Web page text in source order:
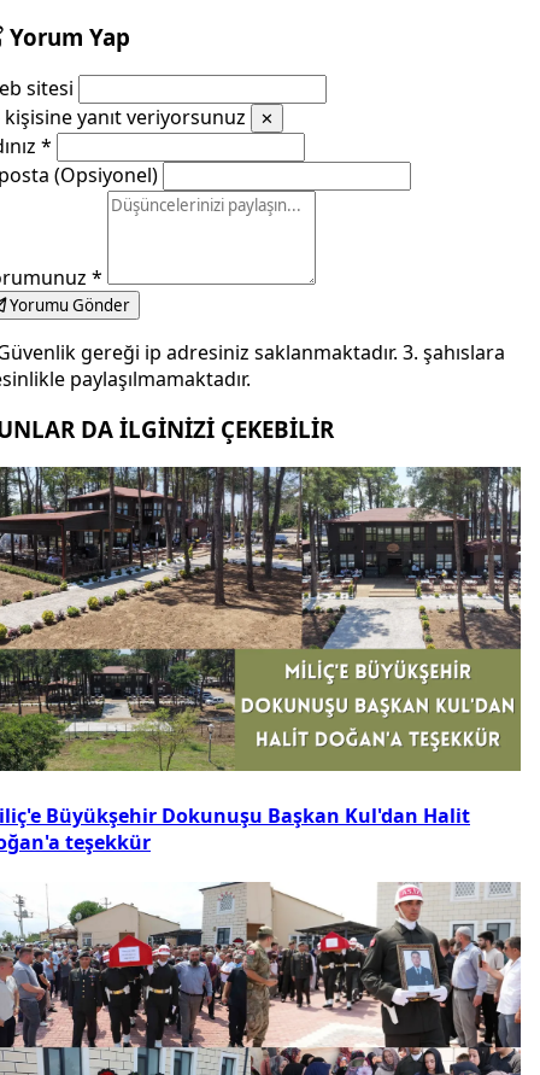
Yorum Yap
sitesi
kişisine yanıt veriyorsunuz
✕
*
(Opsiyonel)
*
Yorumu Gönder
gereği ip adresiniz saklanmaktadır. 3. şahıslara
paylaşılmamaktadır.
DA İLGİNİZİ ÇEKEBİLİR
Büyükşehir Dokunuşu Başkan Kul'dan Halit
teşekkür